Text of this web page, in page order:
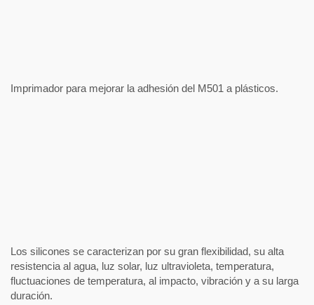
Imprimador para mejorar la adhesión del M501 a plásticos.
Los silicones se caracterizan por su gran flexibilidad, su alta
resistencia al agua, luz solar, luz ultravioleta, temperatura,
fluctuaciones de temperatura, al impacto, vibración y a su larga
duración.